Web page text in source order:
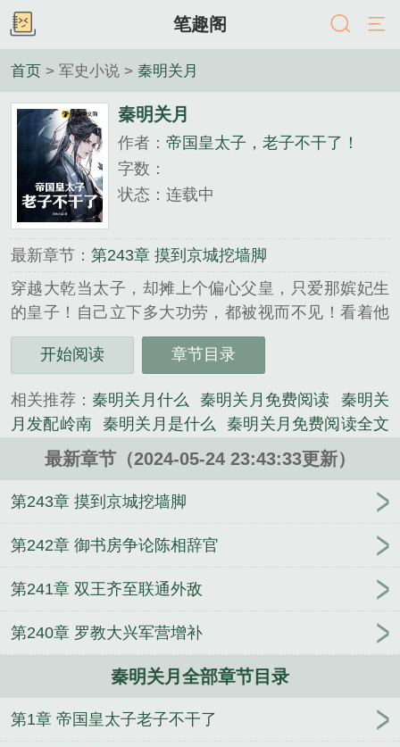
笔趣阁
首页 > 军史小说 > 秦明关月
秦明关月
作者： 帝国皇太子，老子不干了！
字数：
状态：连载中
最新章节： 第243章 摸到京城挖墙脚
穿越大乾当太子，却摊上个偏心父皇，只爱那嫔妃生
的皇子！自己立下多大功劳，都被视而不见！看着他
们联合朝中人整自己，秦明怒了，帝国皇太子？老子
不干了！远离京城，他带兵入岭南，发展工业！武装
洋，建立万代功绩！这时朝廷忽然发现，不在京城，
秦明走到哪都发光！但朝廷没了这位太子，窟窿却越
来越大！乾帝急了你回来吧，北莽防不住了！大臣们
长，这皇位让给你，我坐不下去啊！（爽文不无脑，
《秦明关月》是帝国皇太子，老子不干了！精心创作
的军史小说类小说。
开始阅读 章节目录
相关推荐： 秦明关月什么 秦明关月免费阅读
秦明关
月发配岭南
秦明关月是什么
秦明关月免费阅读全文
笔趣阁
秦明关月萧淑妃 秦明关月叫什么名字
关月名字
秦明关月帝国皇太子免费阅读
秦明关月短
剧
秦明 关胜 秦明关月大乾
秦
阁
秦明关月乾帝是个什么 秦明关月开局废太子的
明关月帝国皇太子 秦明关月帝国皇太子老子不干了
集免费观看 秦明关月免费阅读全文最新章节
穿越秦
秦明关月TXT 秦明关月名 秦明关月TXT奇
秦明关月在线阅读 秦明关月免费阅读全文
明关月全文免费阅读
LOL：上单霸王
身为杀手想跟
最新章节（2024-05-24 23:43:33更新）
第243章 摸到京城挖墙脚
第242章 御书房争论陈相辞官
第241章 双王齐至联通外敌
第240章 罗教大兴军营增补
秦明关月全部章节目录
第1章 帝国皇太子老子不干了